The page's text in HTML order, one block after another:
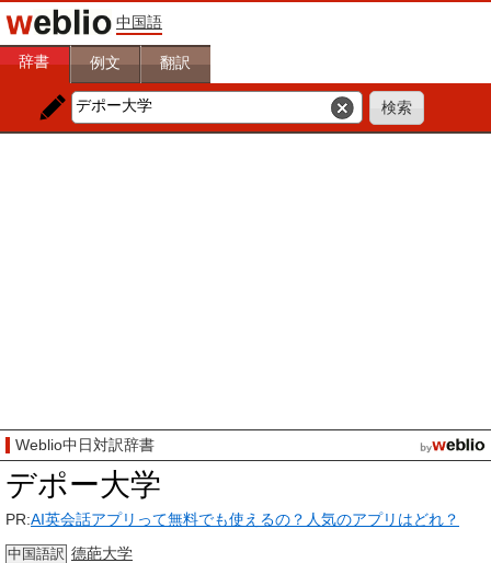
中国語
辞書 例文 翻訳
Weblio中日対訳辞書
デポー大学
PR:AI英会話アプリって無料でも使えるの？人気のアプリはどれ？
中国語訳 德葩大学